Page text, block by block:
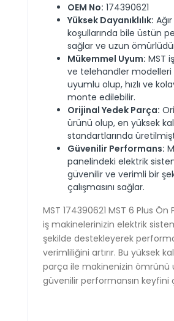
OEM No: 174390621
Yüksek Dayanıklılık:
koşullarında bile üstün
sağlar ve uzun
Mükemmel Uyum: MST
ve telehandler
uyumlu olup, hızlı ve
monte edilebilir.
Orijinal Yedek Parça:
ürünü olup, en yüksek
standartlarında
Güvenilir Performans:
panelindeki elektrik
güvenilir ve verimli bir
çalışmasını sağlar.
MST 174390621 MST 6 Plus Ön
iş makinelerinizin elektrik
şekilde destekleyerek
verimliliğini artırır. Bu yüksek
parça ile makinenizin ömrünü
güvenilir performansın keyfini